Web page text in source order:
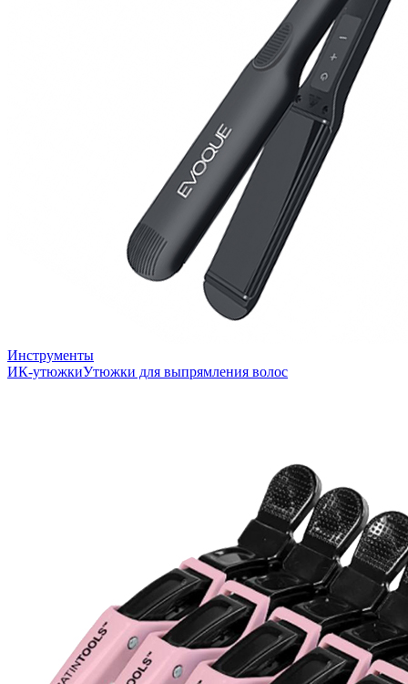
Инструменты
ИК-утюжкиУтюжки для выпрямления волос